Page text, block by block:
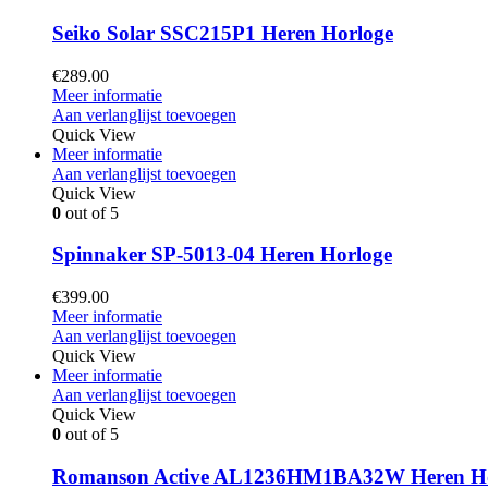
Seiko Solar SSC215P1 Heren Horloge
€289.00
Meer informatie
Aan verlanglijst toevoegen
Quick View
Meer informatie
Aan verlanglijst toevoegen
Quick View
0 out of 5
Spinnaker SP-5013-04 Heren Horloge
€399.00
Meer informatie
Aan verlanglijst toevoegen
Quick View
Meer informatie
Aan verlanglijst toevoegen
Quick View
0 out of 5
Romanson Active AL1236HM1BA32W Heren